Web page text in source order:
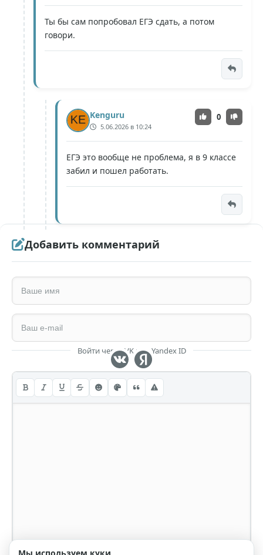
Ты бы сам попробовал ЕГЭ сдать, а потом
говори.
Kenguru
5.06.2026 в 10:24
0
ЕГЭ это вообще не проблема, я в 9 классе
забил и пошел работать.
Добавить комментарий
Войти через VK или Yandex ID